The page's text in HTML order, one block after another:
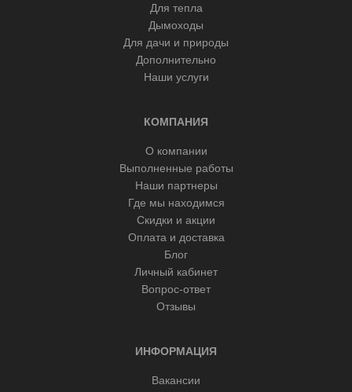
Для тепла
Дымоходы
Для дачи и природы
Дополнительно
Наши услуги
КОМПАНИЯ
О компании
Выполненные работы
Наши партнеры
Где мы находимся
Скидки и акции
Оплата и доставка
Блог
Личный кабинет
Вопрос-ответ
Отзывы
ИНФОРМАЦИЯ
Вакансии